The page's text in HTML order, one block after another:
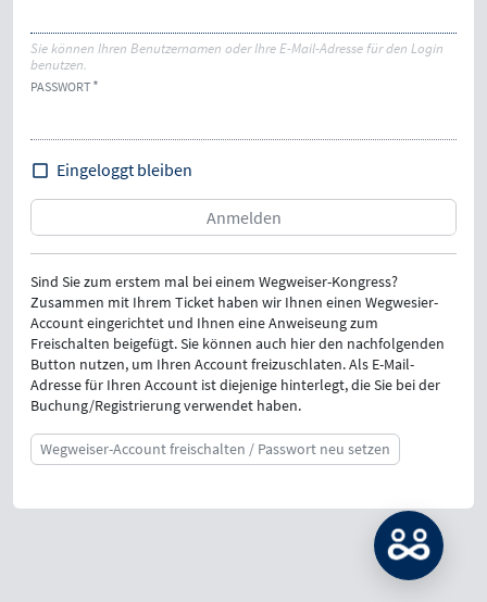
Sie können Ihren Benutzernamen oder Ihre E-Mail-Adresse für den Login
benutzen.
PASSWORT
Eingeloggt bleiben
Sind Sie zum erstem mal bei einem Wegweiser-Kongress?
Zusammen mit Ihrem Ticket haben wir Ihnen einen Wegwesier-
Account eingerichtet und Ihnen eine Anweiseung zum
Freischalten beigefügt. Sie können auch hier den nachfolgenden
Button nutzen, um Ihren Account freizuschlaten. Als E-Mail-
Adresse für Ihren Account ist diejenige hinterlegt, die Sie bei der
Buchung/Registrierung verwendet haben.
Wegweiser-Account freischalten / Passwort neu setzen